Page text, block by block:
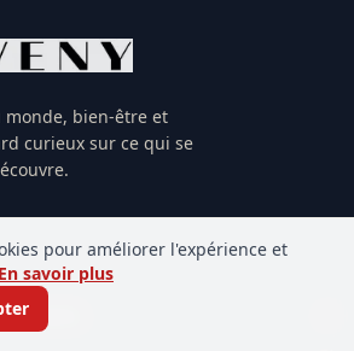
monde, bien-être et
curieux sur ce qui se
pour améliorer l'expérience et
En savoir plus